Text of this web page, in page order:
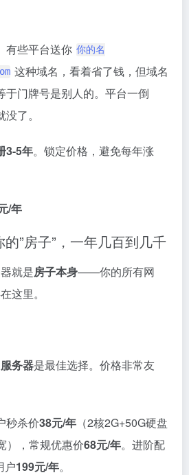
有些平台送你 你的名
这种域名，看着省了钱，但域名
于门牌号是别人的。平台一倒
了。
3-5年。锁定价格，避免每年涨
/年
”房子”，一年几百到几千
就是房子本身——你的所有网
这里。
务器是最佳选择。价格非常友
秒杀价38元/年 （2核2G+50G硬盘
），常规优惠价68元/年。进阶配
户199元/年。